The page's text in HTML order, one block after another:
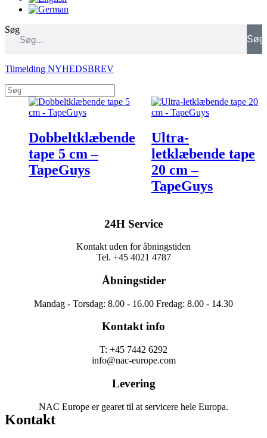
Søg
Søg
Tilmelding NYHEDSBREV
Dobbeltklæbende
tape 5 cm –
TapeGuys
Ultra-
letklæbende tape
20 cm –
TapeGuys
24H Service
Kontakt uden for åbningstiden
Tel. +45 4021 4787
Åbningstider
Mandag - Torsdag: 8.00 - 16.00 Fredag: 8.00 - 14.30
Kontakt info
T: +45 7442 6292
info@nac-europe.com
Levering
NAC Europe er gearet til at servicere hele Europa.
Kontakt